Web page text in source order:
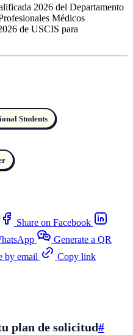
2026 del Departamento
Médicos
de USCIS para
Students
Share on Facebook
Generate a QR
by email
Copy link
plan de solicitud#